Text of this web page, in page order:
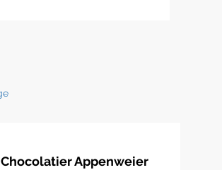
Chocolatier Appenweier